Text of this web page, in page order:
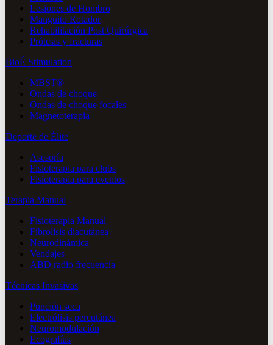
Lesiones de Hombro
Manguito Rotador
Rehabilitación Post Quirúrgica
Prótesis y fracturas
BioÉ Stimulation
MBST®
Ondas de choque
Ondas de choque focales
Magnetoterapia
Deporte de Élite
Asesoría
Fisioterapia para clubs
Fisioterapia para eventos
Terapia Manual
Fisioterapia Manual
Fibrolisis diacutánea
Neurodinámica
Vendajes
ABD radio frecuencia
Técnicas Invasivas
Punción seca
Electrólisis percutánea
Neuromodulación
Ecografías